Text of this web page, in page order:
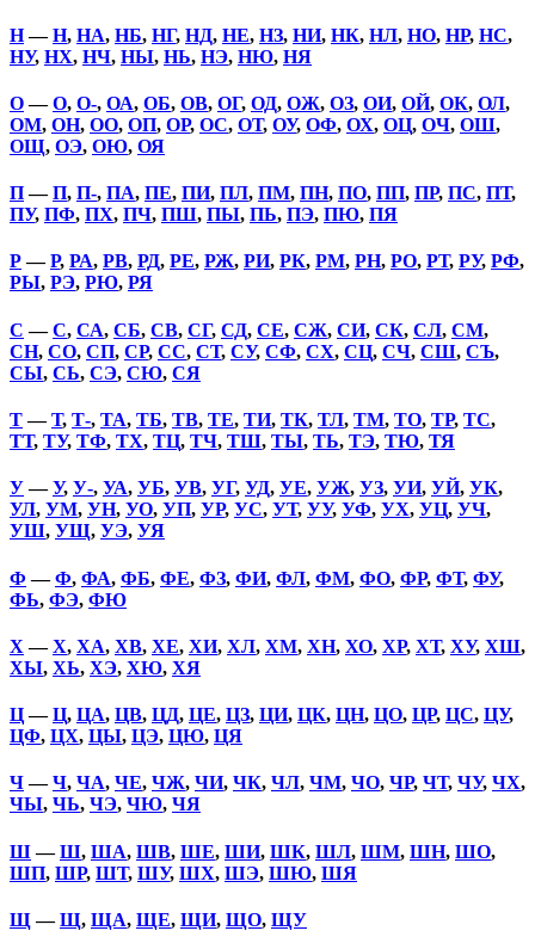
Н—Н, НА, НБ, НГ, НД, НЕ, НЗ, НИ, НК, НЛ, НО, НР, НС,
НУ, НХ, НЧ, НЫ, НЬ, НЭ, НЮ, НЯ
О—О, О-, ОА, ОБ, ОВ, ОГ, ОД, ОЖ, ОЗ, ОИ, ОЙ, ОК, ОЛ,
ОМ, ОН, ОО, ОП, ОР, ОС, ОТ, ОУ, ОФ, ОХ, ОЦ, ОЧ, ОШ,
ОЩ, ОЭ, ОЮ, ОЯ
П—П, П-, ПА, ПЕ, ПИ, ПЛ, ПМ, ПН, ПО, ПП, ПР, ПС, ПТ,
ПУ, ПФ, ПХ, ПЧ, ПШ, ПЫ, ПЬ, ПЭ, ПЮ, ПЯ
Р—Р, РА, РВ, РД, РЕ, РЖ, РИ, РК, РМ, РН, РО, РТ, РУ, РФ,
РЫ, РЭ, РЮ, РЯ
С —С, СА, СБ, СВ, СГ, СД, СЕ, СЖ, СИ, СК, СЛ, СМ,
СН, СО, СП, СР, СС, СТ, СУ, СФ, СХ, СЦ, СЧ, СШ, СЪ,
СЫ, СЬ, СЭ, СЮ, СЯ
Т—Т, Т-, ТА, ТБ, ТВ, ТЕ, ТИ, ТК, ТЛ, ТМ, ТО, ТР, ТС,
ТТ, ТУ, ТФ, ТХ, ТЦ, ТЧ, ТШ, ТЫ, ТЬ, ТЭ, ТЮ, ТЯ
У—У, У-, УА, УБ, УВ, УГ, УД, УЕ, УЖ, УЗ, УИ, УЙ, УК,
УЛ, УМ, УН, УО, УП, УР, УС, УТ, УУ, УФ, УХ, УЦ, УЧ,
УШ, УЩ, УЭ, УЯ
Ф —Ф, ФА, ФБ, ФЕ, ФЗ, ФИ, ФЛ, ФМ, ФО, ФР, ФТ, ФУ,
ФЬ, ФЭ, ФЮ
Х —Х, ХА, ХВ, ХЕ, ХИ, ХЛ, ХМ, ХН, ХО, ХР, ХТ, ХУ, ХШ,
ХЫ, ХЬ, ХЭ, ХЮ, ХЯ
Ц—Ц, ЦА, ЦВ, ЦД, ЦЕ, ЦЗ, ЦИ, ЦК, ЦН, ЦО, ЦР, ЦС, ЦУ,
ЦФ, ЦХ, ЦЫ, ЦЭ, ЦЮ, ЦЯ
Ч—Ч, ЧА, ЧЕ, ЧЖ, ЧИ, ЧК, ЧЛ, ЧМ, ЧО, ЧР, ЧТ, ЧУ, ЧХ,
ЧЫ, ЧЬ, ЧЭ, ЧЮ, ЧЯ
Ш—Ш, ША, ШВ, ШЕ, ШИ, ШК, ШЛ, ШМ, ШН, ШО,
ШП, ШР, ШТ, ШУ, ШХ, ШЭ, ШЮ, ШЯ
Щ —Щ, ЩА, ЩЕ, ЩИ, ЩО, ЩУ